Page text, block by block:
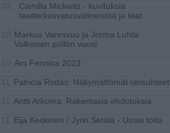
Camilla Mickwitz - kuvituksia
teatterkasvatusvälineistöä ja teat
Markus Varesvuo ja Jorma Luhta:
Valkoisen pöllön vuosi
Ars Fennica 2023
Patricia Rodas: Näkymättömät olosuhteet
Antti Arkoma: Rakentavia ehdotuksia
Eija Keskinen / Jyrki Setälä - Uusia töitä